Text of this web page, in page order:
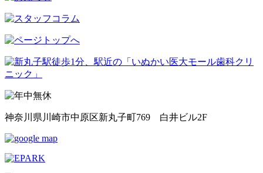
神奈川県川崎市中原区新丸子町769 白井ビル2F